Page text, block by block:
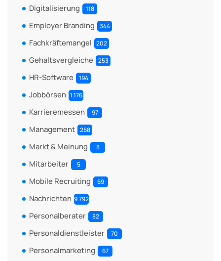
Digitalisierung 118
Employer Branding 344
Fachkräftemangel 202
Gehaltsvergleiche 253
HR-Software 194
Jobbörsen 1.176
Karrieremessen 97
Management 268
Markt & Meinung 8
Mitarbeiter 5
Mobile Recruiting 69
Nachrichten 9.792
Personalberater 82
Personaldienstleister 70
Personalmarketing 67